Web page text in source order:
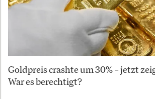
Goldpreis crashte um 30% – jetzt
War es berechtigt?